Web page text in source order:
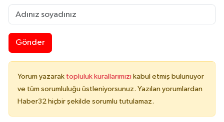
Gönder
Yorum yazarak topluluk kurallarımızı kabul etmiş bulunuyor
ve tüm sorumluluğu üstleniyorsunuz. Yazılan yorumlardan
Haber32 hiçbir şekilde sorumlu tutulamaz.